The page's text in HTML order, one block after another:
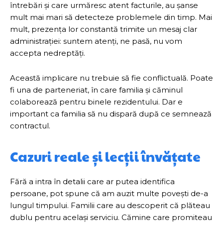
întrebări și care urmăresc atent facturile, au șanse
mult mai mari să detecteze problemele din timp. Mai
mult, prezența lor constantă trimite un mesaj clar
administrației: suntem atenți, ne pasă, nu vom
accepta nedreptăți.
Această implicare nu trebuie să fie conflictuală. Poate
fi una de parteneriat, în care familia și căminul
colaborează pentru binele rezidentului. Dar e
important ca familia să nu dispară după ce semnează
contractul.
Cazuri reale și lecții învățate
Fără a intra în detalii care ar putea identifica
persoane, pot spune că am auzit multe povești de-a
lungul timpului. Familii care au descoperit că plăteau
dublu pentru același serviciu. Cămine care promiteau